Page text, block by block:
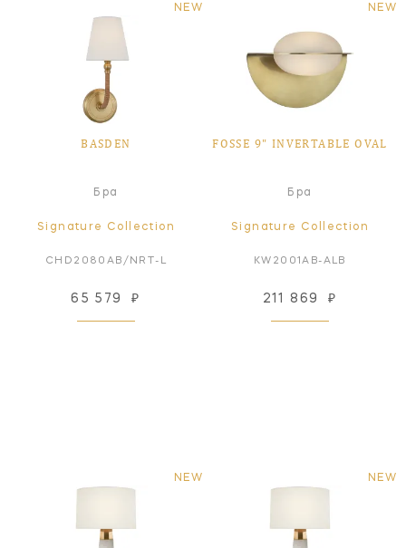
NEW
BASDEN
Бра
Signature Collection
CHD2080AB/NRT-L
65 579 ₽
NEW
FOSSE 9" INVERTABLE OVAL
Бра
Signature Collection
KW2001AB-ALB
211 869 ₽
NEW NEW